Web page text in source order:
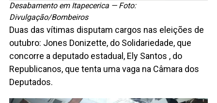
Desabamento em Itapecerica — Foto:
Divulgação/Bombeiros
Duas das vítimas disputam cargos nas eleições de
outubro: Jones Donizette, do Solidariedade, que
concorre a deputado estadual, Ely Santos , do
Republicanos, que tenta uma vaga na Câmara dos
Deputados.